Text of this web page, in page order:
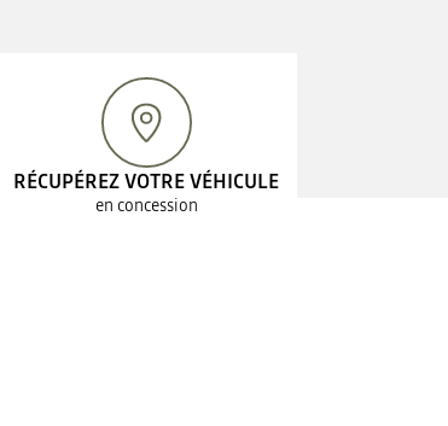
RÉCUPÉREZ VOTRE VÉHICULE
en concession